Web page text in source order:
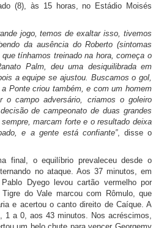
(8), às 15 horas, no Estádio Moisés
jogo, temos de exaltar isso, tivemos
da ausência do Roberto (sintomas
tínhamos treinado na hora, começa o
Palm, deu uma desiquilibrada em
a equipe se ajustou. Buscamos o gol,
Ponte criou também, e com um homem
o campo adversário, criamos o goleiro
de campeonato de duas grandes
marcam forte e o resultado deixa
e a gente está confiante”, disse o
final, o equilíbrio prevaleceu desde o
no ataque. Aos 37 minutos, em
Dyego levou cartão vermelho por
do Vale marcou com Rômulo, que
e acertou o canto direito de Caíque. A
1 a 0, aos 43 minutos. Nos acréscimos,